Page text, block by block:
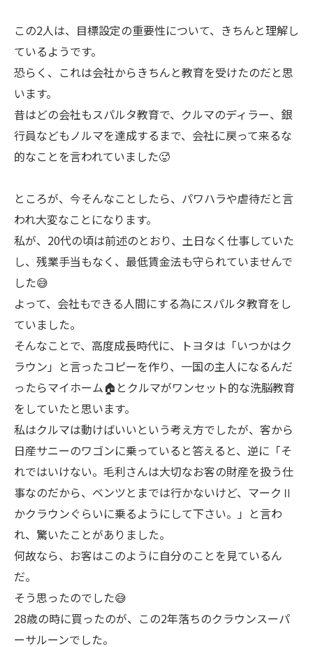
この2人は、目標設定の重要性について、きちんと理解し
ているようです。
恐らく、これは会社からきちんと教育を受けたのだと思
います。
昔はどの会社もスパルタ教育で、クルマのディラー、銀
行員などもノルマを達成するまで、会社に戻って来るな
的なことを言われていました🥵
ところが、今そんなことしたら、パワハラや虐待だと言
われ大変なことになります。
私が、20代の頃は前述のとおり、土日なく仕事していた
し、残業手当もなく、最低賃金法も守られていませんで
した😅
よって、会社もできる人間にする為にスパルタ教育をし
ていました。
そんなことで、高度成長時代に、トヨタは「いつかはク
ラウン」と言ったコピーを作り、一国の主人になるんだ
ったらマイホーム🏠とクルマがワンセット的な洗脳教育
をしていたと思います。
私はクルマは動けばいいという考え方でしたが、客から
日産サニーのワゴンに乗っていると答えると、逆に「そ
れではいけない。毛利さんは大切なお客の財産を扱う仕
事なのだから、ベンツとまでは行かないけど、マークⅡ
かクラウンぐらいに乗るようにして下さい。」と言わ
れ、驚いたことがありました。
何故なら、お客はこのように自分のことを見ているん
だ。
そう思ったのでした😅
28歳の時に買ったのが、この2年落ちのクラウンスーパ
ーサルーンでした。